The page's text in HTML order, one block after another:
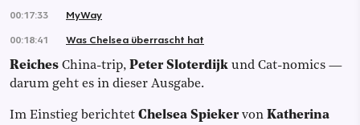
00:17:33
MyWay
00:18:41
Was Chelsea überrascht hat
Reiches China-trip, Peter Sloterdijk und Cat-nomics —
darum geht es in dieser Ausgabe.
Im Einstieg berichtet Chelsea Spiekervon Katherina